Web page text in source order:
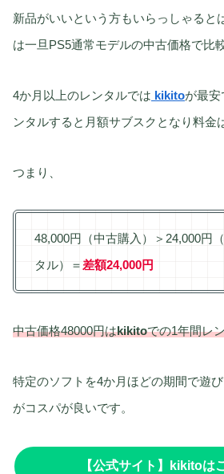
新品がいいという方もいらっしゃると
は一旦PS5通常モデルの中古価格で比
4か月以上のレンタルでは kikitoが最安
ンタルすると月額サブスクとなり料金
つまり、
48,000円（中古購入）＞24,000円（
タル）＝ 差額24,000円
中古価格48000円はkikitoでの1年間レ
特定のソフトを4か月ほどの期間で遊
がコスパが良いです。
【公式サイト】 kikitoは